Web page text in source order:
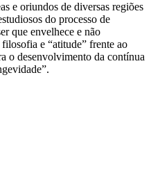
e oriundos de diversas regiões
do processo de
que envelhece e não
e “atitude” frente ao
o desenvolvimento da contínua